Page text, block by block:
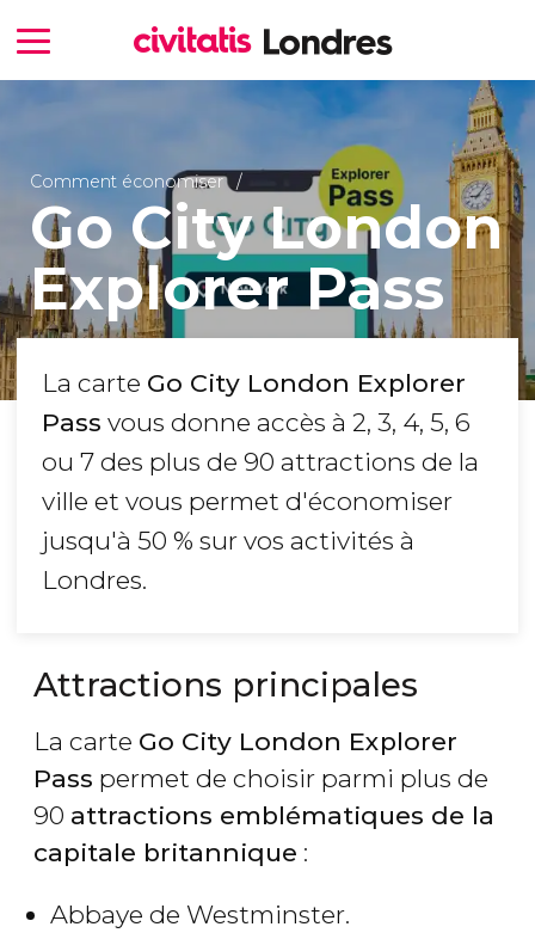
Comment économiser
Go City London
Explorer Pass
La carte Go City London Explorer
Pass vous donne accès à 2, 3, 4, 5, 6
ou 7 des plus de 90 attractions de la
ville et vous permet d'économiser
jusqu'à 50 % sur vos activités à
Londres.
Attractions principales
La carte Go City London Explorer
Pass permet de choisir parmi plus de
90 attractions emblématiques de la
capitale britannique :
Abbaye de Westminster.